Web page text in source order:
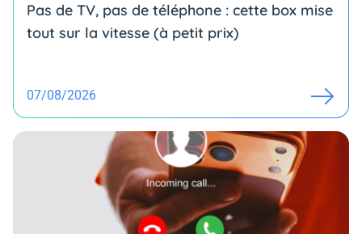
Pas de TV, pas de téléphone : cette box mise
tout sur la vitesse (à petit prix)
07/08/2026